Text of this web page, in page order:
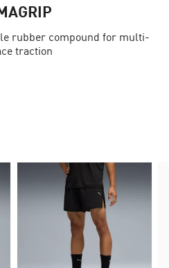
rubber compound for multi-
traction